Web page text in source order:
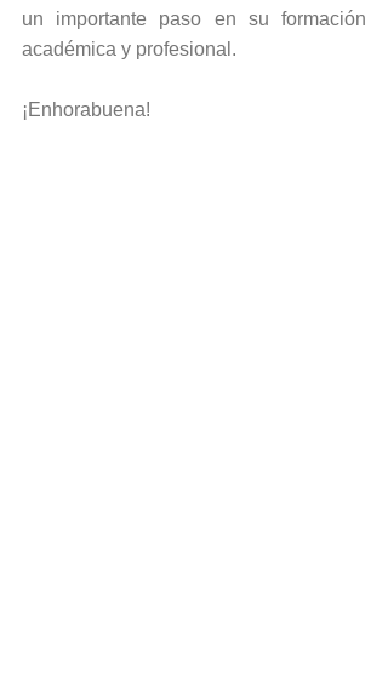
un importante paso en su formación
académica y profesional.
¡Enhorabuena!